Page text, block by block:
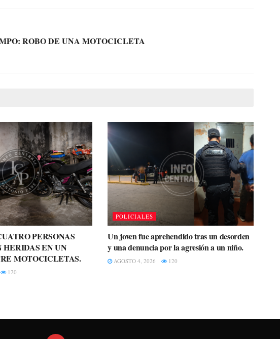
ROBO DE UNA MOTOCICLETA
PERSONAS
HERIDAS EN UN
MOTOCICLETAS.
120
POLICIALES
Un joven fue aprehendido tras un desorden
y una denuncia por la agresión a un niño.
AGOSTO 4, 2026 120